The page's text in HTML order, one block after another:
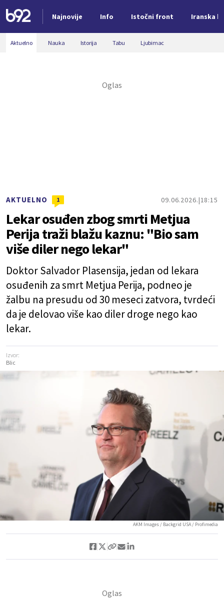
Najnovije Info Istočni front Iranska
Nova vest
Aktuelno Nauka Istorija Tabu Ljubimac
AKTUELNO 1 09.06.2026. 18:15
Lekar osuđen zbog smrti Metjua
Perija traži blažu kaznu: "Bio sam
više diler nego lekar"
Doktor Salvador Plasensija, jedan od lekara
osuđenih za smrt Metjua Perija, podneo je
žalbu na presudu od 30 meseci zatvora, tvrdeći
da je delovao više kao diler droge nego kao
lekar.
Izvor:
Blic
AKM Images / Backgrid USA / Profimedia